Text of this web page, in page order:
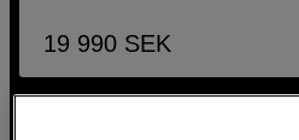
19 990 SEK